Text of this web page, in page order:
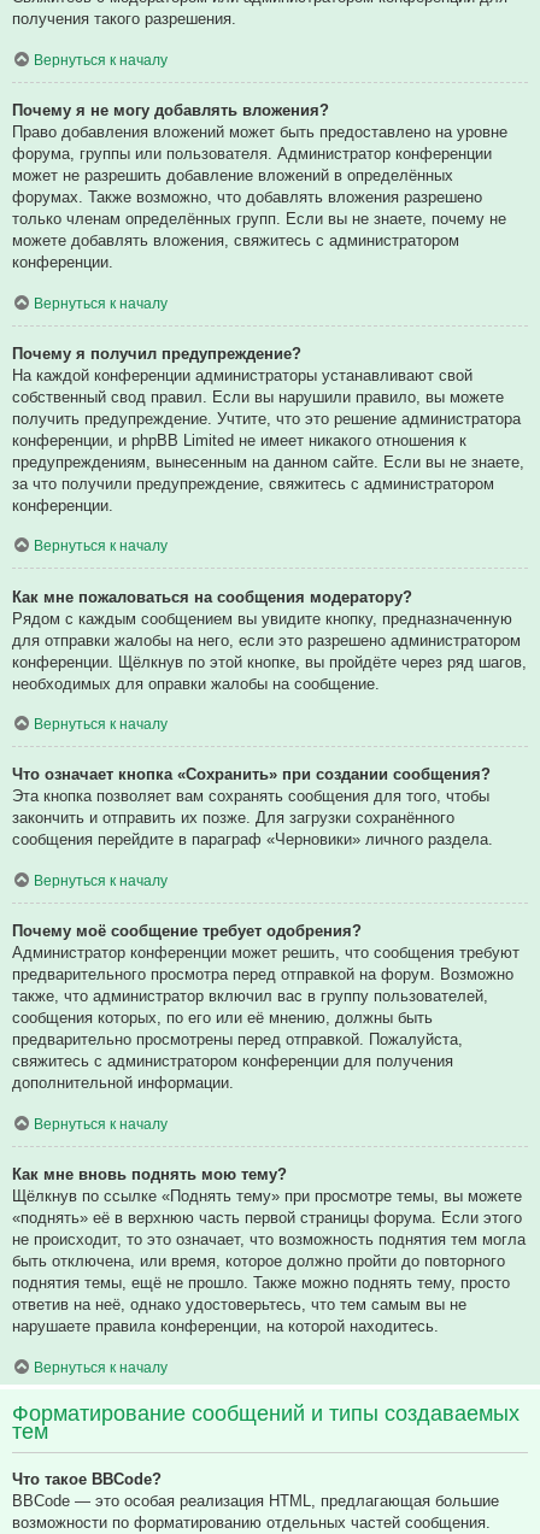
получения такого разрешения.
Вернуться к началу
Почему я не могу добавлять вложения?
Право добавления вложений может быть предоставлено на уровне
форума, группы или пользователя. Администратор конференции
может не разрешить добавление вложений в определённых
форумах. Также возможно, что добавлять вложения разрешено
только членам определённых групп. Если вы не знаете, почему не
можете добавлять вложения, свяжитесь с администратором
конференции.
Вернуться к началу
Почему я получил предупреждение?
На каждой конференции администраторы устанавливают свой
собственный свод правил. Если вы нарушили правило, вы можете
получить предупреждение. Учтите, что это решение администратора
конференции, и phpBB Limited не имеет никакого отношения к
предупреждениям, вынесенным на данном сайте. Если вы не знаете,
за что получили предупреждение, свяжитесь с администратором
конференции.
Вернуться к началу
Как мне пожаловаться на сообщения модератору?
Рядом с каждым сообщением вы увидите кнопку, предназначенную
для отправки жалобы на него, если это разрешено администратором
конференции. Щёлкнув по этой кнопке, вы пройдёте через ряд шагов,
необходимых для оправки жалобы на сообщение.
Вернуться к началу
Что означает кнопка «Сохранить» при создании сообщения?
Эта кнопка позволяет вам сохранять сообщения для того, чтобы
закончить и отправить их позже. Для загрузки сохранённого
сообщения перейдите в параграф «Черновики» личного раздела.
Вернуться к началу
Почему моё сообщение требует одобрения?
Администратор конференции может решить, что сообщения требуют
предварительного просмотра перед отправкой на форум. Возможно
также, что администратор включил вас в группу пользователей,
сообщения которых, по его или её мнению, должны быть
предварительно просмотрены перед отправкой. Пожалуйста,
свяжитесь с администратором конференции для получения
дополнительной информации.
Вернуться к началу
Как мне вновь поднять мою тему?
Щёлкнув по ссылке «Поднять тему» при просмотре темы, вы можете
«поднять» её в верхнюю часть первой страницы форума. Если этого
не происходит, то это означает, что возможность поднятия тем могла
быть отключена, или время, которое должно пройти до повторного
поднятия темы, ещё не прошло. Также можно поднять тему, просто
ответив на неё, однако удостоверьтесь, что тем самым вы не
нарушаете правила конференции, на которой находитесь.
Вернуться к началу
Форматирование сообщений и типы создаваемых
тем
Что такое BBCode?
BBCode — это особая реализация HTML, предлагающая большие
возможности по форматированию отдельных частей сообщения.